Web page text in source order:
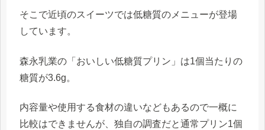
そこで近頃のスイーツでは低糖質のメニューが登場
しています。
森永乳業の「おいしい低糖質プリン」は1個当たりの
糖質が3.6g。
内容量や使用する食材の違いなどもあるので一概に
比較はできませんが、独自の調査だと通常プリン1個